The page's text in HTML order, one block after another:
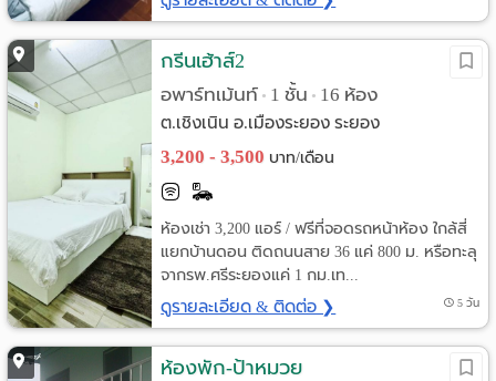
กรีนเฮ้าส์2
อพาร์ทเม้นท์ • 1 ชั้น • 16 ห้อง
ต.เชิงเนิน อ.เมืองระยอง ระยอง
3,200 - 3,500 บาท/เดือน
ห้องเช่า 3,200 แอร์ / ฟรีที่จอดรถหน้าห้อง ใกล้สี่
แยกบ้านดอน ติดถนนสาย 36 แค่ 800 ม. หรือทะลุ
จากรพ.ศรีระยองแค่ 1 กม.เท...
ดูรายละเอียด & ติดต่อ ❯ 5 วัน
ห้องพัก-ป้าหมวย